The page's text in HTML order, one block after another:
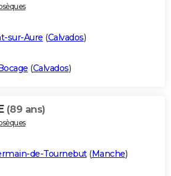
sur-Aure (Calvados)
(Calvados)
(89 ans)
de-Tournebut(Manche)